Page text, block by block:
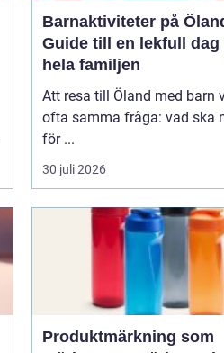
Barnaktiviteter på
Guide till en lekfull dag
hela familjen
Att resa till Öland med barn
ofta samma fråga: vad ska
för ...
30 juli 2026
Produktmärkning som